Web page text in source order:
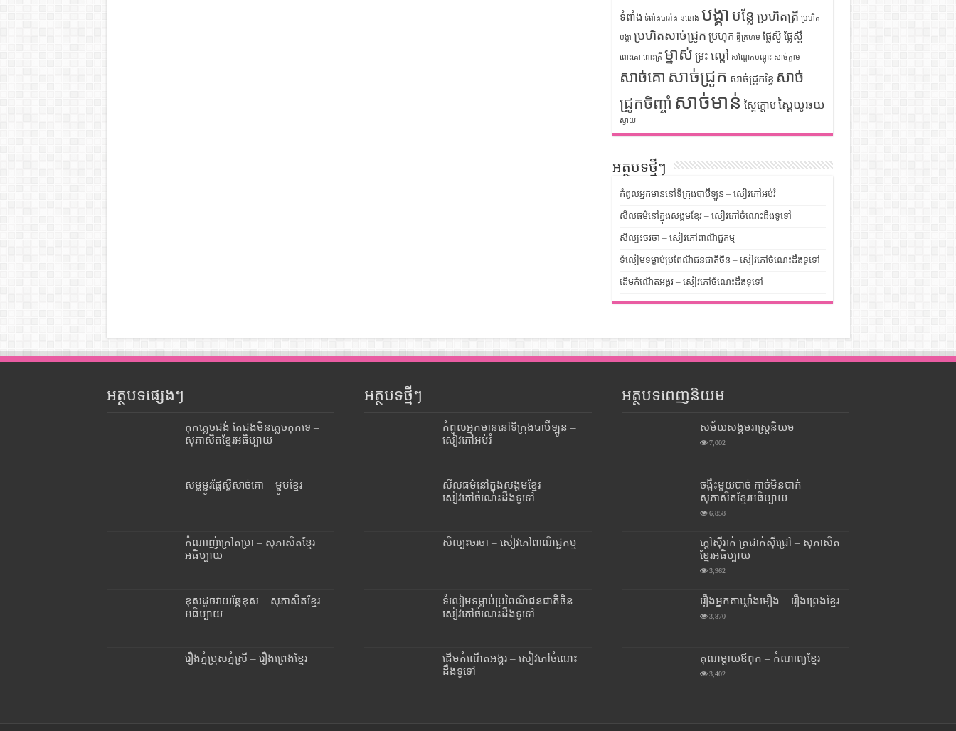
ទំពាំង ទំពាំងបារាំង ននោង បង្គា បន្លែ ប្រហិតត្រី ប្រហិត
បង្គា ប្រហិតសាច់ជ្រូក ប្រហុក ផ្ទីក្រហម ផ្លែស៊ូ ផ្លែស្ពឺ
ពោះគោ ពោះត្រី ម្នាស់ ម្រះ ល្ពៅ សណ្តែកបណ្តុះ សាច់ក្តាម
សាច់គោ សាច់ជ្រូក សាច់ជ្រូកខ្វៃ សាច់
ជ្រូកចិញ្ចាំ សាច់មាន់ ស្ពៃក្តោប ស្ពៃយូឆយ
ស្វាយ
អត្ថបទថ្មីៗ
កំពូលអ្នកមាននៅទីក្រុងបាប៊ីឡូន – សៀវភៅអប់រំ
សីលធម៌នៅក្នុងសង្គមខ្មែរ – សៀវភៅចំណេះដឹងទូទៅ
សិល្បះចរចា – សៀវភៅពាណិជ្ជកម្ម
ទំលៀមទម្លាប់ប្រពៃណីជនជាតិចិន – សៀវភៅចំណេះដឹងទូទៅ
ដើមកំណើតអង្គរ – សៀវភៅចំណេះដឹងទូទៅ
អត្ថបទផ្សេងៗ
កុកភ្លេចជង់ តែជង់មិនភ្លេចកុកទេ –
សុភាសិតខ្មែរអធិប្បាយ
សម្លម្ជូរផ្លែស្ពឺសាច់គោ – ម្ហូបខ្មែរ
កំណាញ់ក្រៅតម្រា – សុភាសិតខ្មែរ
អធិប្បាយ
ខុសដូចវាយឆ្កែខុស – សុភាសិតខ្មែរ
អធិប្បាយ
រឿងភ្នំប្រុសភ្នំស្រី – រឿងព្រេងខ្មែរ
អត្ថបទថ្មីៗ
កំពូលអ្នកមាននៅទីក្រុងបាប៊ីឡូន –
សៀវភៅអប់រំ
សីលធម៌នៅក្នុងសង្គមខ្មែរ –
សៀវភៅចំណេះដឹងទូទៅ
សិល្បះចរចា – សៀវភៅពាណិជ្ជកម្ម
ទំលៀមទម្លាប់ប្រពៃណីជនជាតិចិន –
សៀវភៅចំណេះដឹងទូទៅ
ដើមកំណើតអង្គរ – សៀវភៅចំណេះ
ដឹងទូទៅ
អត្ថបទពេញនិយម
សម័យសង្គមរាស្រ្តនិយម
7,002
ចង្កឹះមួយបាច់ កាច់មិនបាក់ –
សុភាសិតខ្មែរអធិប្បាយ
6,858
ក្តៅស៊ីរាក់ ត្រជាក់ស៊ីជ្រៅ – សុភាសិត
ខ្មែរអធិប្បាយ
3,962
រឿងអ្នកតាឃ្លាំងមឿង – រឿងព្រេងខ្មែរ
3,870
គុណម្តាយឪពុក – កំណាព្យខ្មែរ
3,402